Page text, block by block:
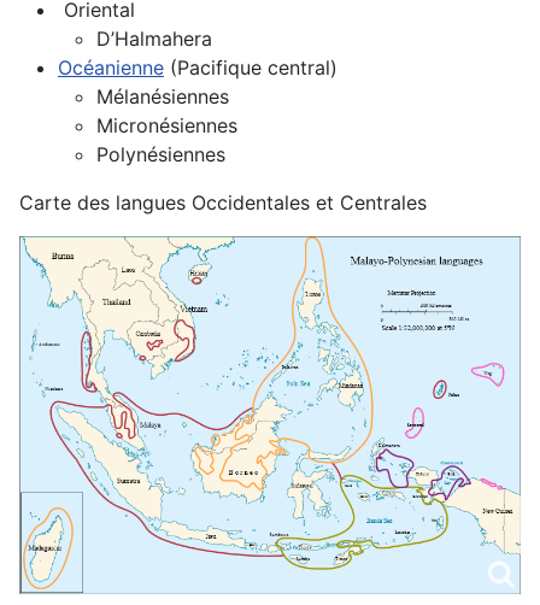
Oriental
D’Halmahera
Océanienne (Pacifique central)
Mélanésiennes
Micronésiennes
Polynésiennes
Carte des langues Occidentales et Centrales